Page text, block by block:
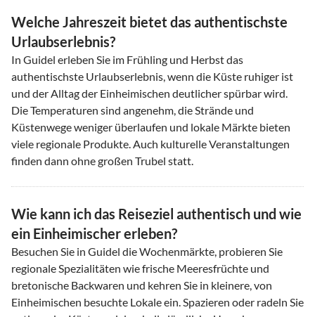
Welche Jahreszeit bietet das authentischste
Urlaubserlebnis?
In Guidel erleben Sie im Frühling und Herbst das
authentischste Urlaubserlebnis, wenn die Küste ruhiger ist
und der Alltag der Einheimischen deutlicher spürbar wird.
Die Temperaturen sind angenehm, die Strände und
Küstenwege weniger überlaufen und lokale Märkte bieten
viele regionale Produkte. Auch kulturelle Veranstaltungen
finden dann ohne großen Trubel statt.
Wie kann ich das Reiseziel authentisch und wie
ein Einheimischer erleben?
Besuchen Sie in Guidel die Wochenmärkte, probieren Sie
regionale Spezialitäten wie frische Meeresfrüchte und
bretonische Backwaren und kehren Sie in kleinere, von
Einheimischen besuchte Lokale ein. Spazieren oder radeln Sie